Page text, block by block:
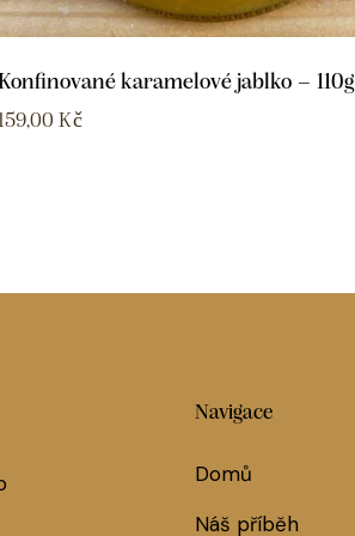
karamelové jablko – 110g
Kč
Navigace
Domů
Náš příběh